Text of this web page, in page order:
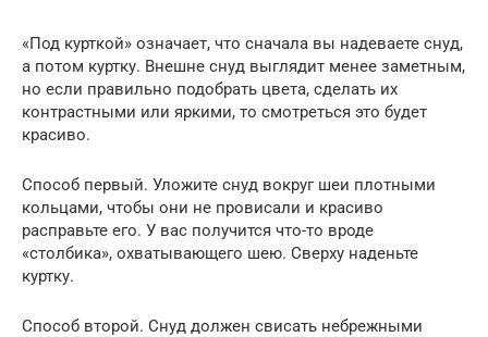
«Под курткой» означает, что сначала вы надеваете снуд,
а потом куртку. Внешне снуд выглядит менее заметным,
но если правильно подобрать цвета, сделать их
контрастными или яркими, то смотреться это будет
красиво.
Способ первый. Уложите снуд вокруг шеи плотными
кольцами, чтобы они не провисали и красиво
расправьте его. У вас получится что-то вроде
«столбика», охватывающего шею. Сверху наденьте
куртку.
Способ второй. Снуд должен свисать небрежными